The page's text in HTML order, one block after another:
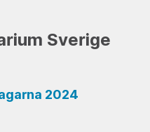
Sverige
2024